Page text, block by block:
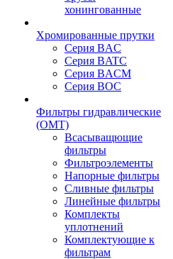
хонингованные
Хромированные прутки
Серия BAC
Серия BATC
Серия BACM
Серия BOC
Фильтры гидравлические
(OMT)
Всасыващющие
фильтры
Фильтроэлементы
Напорные фильтры
Сливные фильтры
Линейные фильтры
Комплекты
уплотнений
Комплектующие к
фильтрам